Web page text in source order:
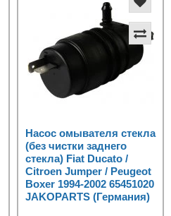
Насос омывателя стекла
(без чистки заднего
стекла) Fiat Ducato /
Citroen Jumper / Peugeot
Boxer 1994-2002 65451020
JAKOPARTS (Германия)